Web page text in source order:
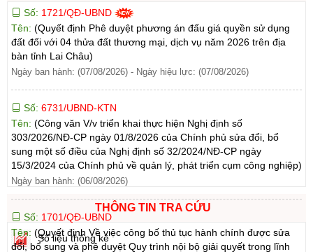
Số: 1721/QĐ-UBND
Tên: (Quyết định Phê duyệt phương án đấu giá quyền sử dụng
đất đối với 04 thửa đất thương mại, dịch vụ năm 2026 trên địa
bàn tỉnh Lai Châu)
Ngày ban hành: (07/08/2026) - Ngày hiệu lực: (07/08/2026)
Số: 6731/UBND-KTN
Tên: (Công văn V/v triển khai thực hiện Nghị định số
303/2026/NĐ-CP ngày 01/8/2026 của Chính phủ sửa đổi, bổ
sung một số điều của Nghị định số 32/2024/NĐ-CP ngày
15/3/2024 của Chính phủ về quản lý, phát triển cụm công nghiệp)
Ngày ban hành: (06/08/2026)
Số: 1701/QĐ-UBND
Tên: (Quyết định Về việc công bố thủ tục hành chính được sửa
đổi, bổ sung và phê duyệt Quy trình nội bộ giải quyết trong lĩnh
THÔNG TIN TRA CỨU
Số liệu thống kê